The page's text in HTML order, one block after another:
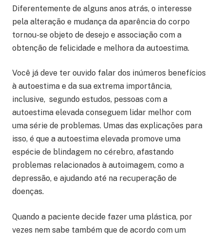
Diferentemente de alguns anos atrás, o interesse
pela alteração e mudança da aparência do corpo
tornou-se objeto de desejo e associação com a
obtenção de felicidade e melhora da autoestima.
Você já deve ter ouvido falar dos inúmeros benefícios
à autoestima e da sua extrema importância,
inclusive, segundo estudos, pessoas com a
autoestima elevada conseguem lidar melhor com
uma série de problemas. Umas das explicações para
isso, é que a autoestima elevada promove uma
espécie de blindagem no cérebro, afastando
problemas relacionados à autoimagem, como a
depressão, e ajudando até na recuperação de
doenças.
Quando a paciente decide fazer uma plástica, por
vezes nem sabe também que de acordo com um